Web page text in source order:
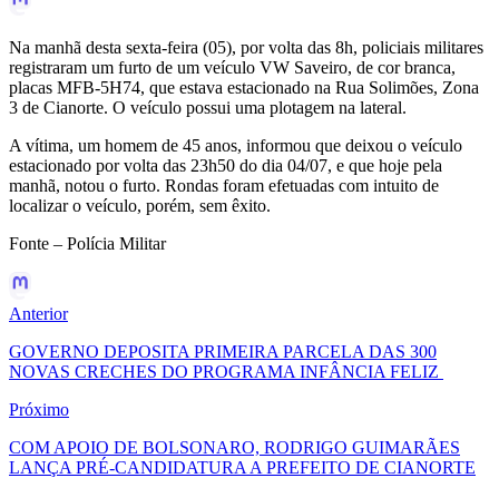
Na manhã desta sexta-feira (05), por volta das 8h, policiais militares
registraram um furto de um veículo VW Saveiro, de cor branca,
placas MFB-5H74, que estava estacionado na Rua Solimões, Zona
3 de Cianorte. O veículo possui uma plotagem na lateral.
A vítima, um homem de 45 anos, informou que deixou o veículo
estacionado por volta das 23h50 do dia 04/07, e que hoje pela
manhã, notou o furto. Rondas foram efetuadas com intuito de
localizar o veículo, porém, sem êxito.
Fonte – Polícia Militar
Anterior
GOVERNO DEPOSITA PRIMEIRA PARCELA DAS 300
NOVAS CRECHES DO PROGRAMA INFÂNCIA FELIZ
Próximo
COM APOIO DE BOLSONARO, RODRIGO GUIMARÃES
LANÇA PRÉ-CANDIDATURA A PREFEITO DE CIANORTE